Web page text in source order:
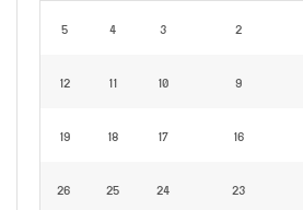
2
3
4
5
9
10
11
12
16
17
18
19
23
24
25
26